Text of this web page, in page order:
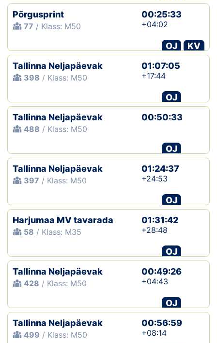
Põrgusprint
77 / Klass: M50
00:25:33
+04:02
OJ
KV
Tallinna Neljapäevak
398 / Klass: M50
01:07:05
+17:44
OJ
Tallinna Neljapäevak
488 / Klass: M50
00:50:33
OJ
Tallinna Neljapäevak
397 / Klass: M50
01:24:37
+24:53
OJ
Harjumaa MV tavarada
58 / Klass: M35
01:31:42
+28:48
OJ
Tallinna Neljapäevak
428 / Klass: M50
00:49:26
+04:43
OJ
Tallinna Neljapäevak
499 / Klass: M50
00:56:59
+08:14